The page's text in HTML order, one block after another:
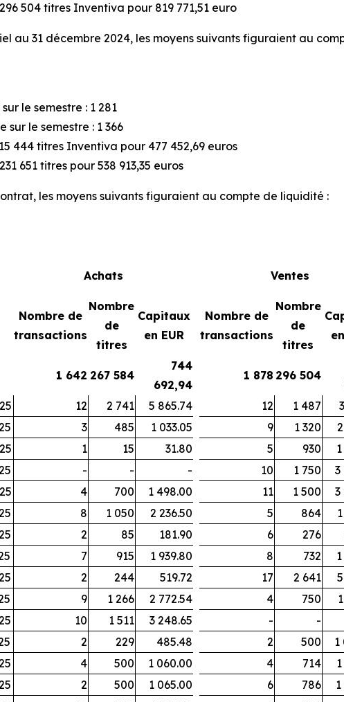
504 titres Inventiva pour 819 771,51 euro
au 31 décembre 2024, les moyens suivants figuraient au
le semestre : 1 281
le semestre : 1 366
444 titres Inventiva pour 477 452,69 euros
651 titres pour 538 913,35 euros
les moyens suivants figuraient au compte de liquidité :
Achats Ventes
Nombre de
transactions
Nombre
de
titres
Capitaux
en EUR
Nombre de
transactions
Nombre
de
titres
1 642 267 584
744
692,94
1 878 296 504
12 2 741 5 865.74 12 1 487
3 485 1 033.05 9 1 320
1 15 31.80 5 930
- - - 10 1 750
3
4 700 1 498.00 11 1 500
3
8 1 050 2 236.50 5 864
2 85 181.90 6 276
7 915 1 939.80 8 732
2 244 519.72 17 2 641
9 1 266 2 772.54 4 750
10 1 511 3 248.65 - -
2 229 485.48 2 500
1
4 500 1 060.00 4 714
2 500 1 065.00 6 786